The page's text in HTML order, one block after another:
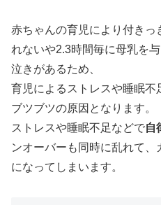
赤ちゃんの育児により付き
れないや2.3時間毎に母乳を
泣きがあるため、
育児によるストレスや睡眠不
ブツブツの原因となります。
ストレスや睡眠不足などで自
ンオーバーも同時に乱れて
になってしまいます。